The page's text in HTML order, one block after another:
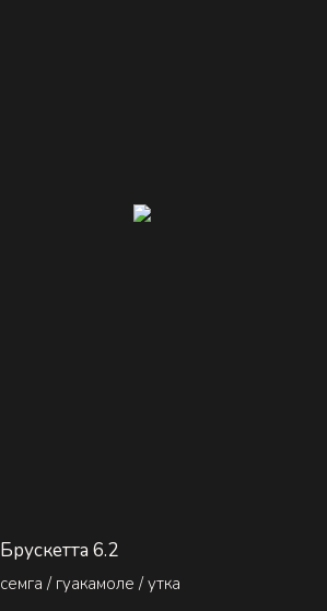
Брускетта 6.2
семга / гуакамоле / утка